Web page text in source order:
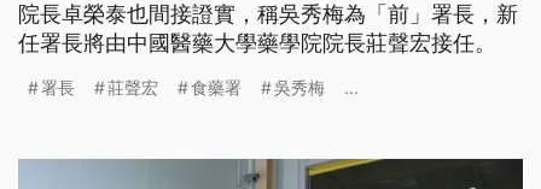
院長卓榮泰也間接證實，稱吳秀梅為「前」署長，新
任署長將由中國醫藥大學藥學院院長莊聲宏接任。
署長 莊聲宏 食藥署 吳秀梅 ...